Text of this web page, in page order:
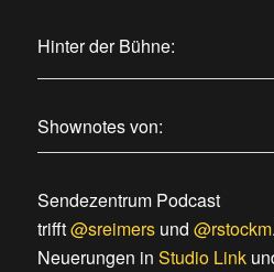
Hinter der Bühne:
Shownotes von:
Sendezentrum Podcast
trifft@sreimersund @rstockm
Neuerungen in Studio Link